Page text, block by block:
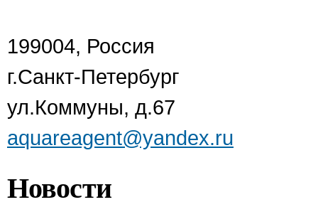
199004, Россия
г.Санкт-Петербург
ул.Коммуны, д.67
aquareagent@yandex.ru
Новости